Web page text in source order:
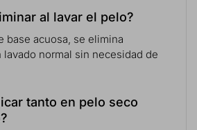
al lavar el pelo?
base acuosa, se elimina
normal sin necesidad de
tanto en pelo seco